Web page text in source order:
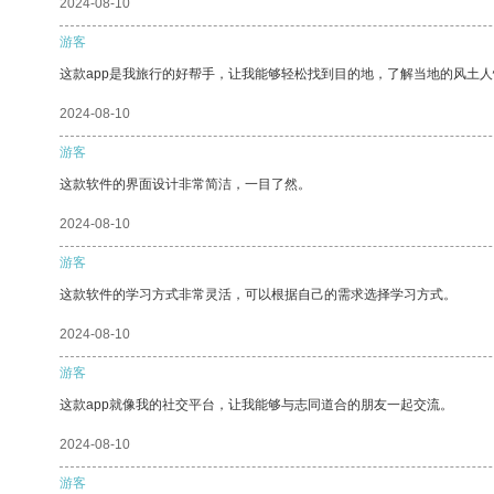
2024-08-10
游客
这款app是我旅行的好帮手，让我能够轻松找到目的地，了解当地的风土
2024-08-10
游客
这款软件的界面设计非常简洁，一目了然。
2024-08-10
游客
这款软件的学习方式非常灵活，可以根据自己的需求选择学习方式。
2024-08-10
游客
这款app就像我的社交平台，让我能够与志同道合的朋友一起交流。
2024-08-10
游客